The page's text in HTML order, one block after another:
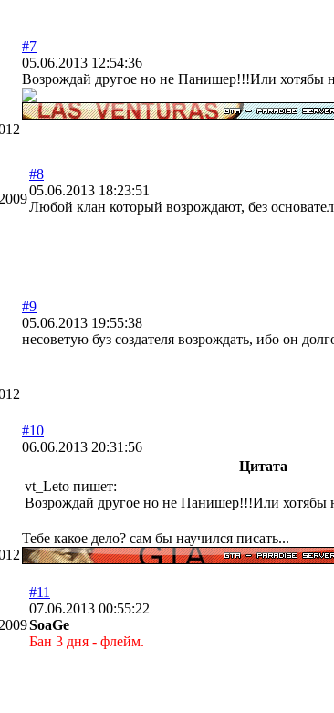
#7
05.06.2013 12:54:36
Возрождай другое но не Панишер!!!Или хотябы
#8
05.06.2013 18:23:51
Любой клан который возрождают, без
#9
05.06.2013 19:55:38
несоветую буз создателя возрождать, ибо он
#10
06.06.2013 20:31:56
Цитата
vt_Leto пишет:
Возрождай другое но не Панишер!!!Или хотябы
Тебе какое дело? сам бы научился писать...
#11
07.06.2013 00:55:22
SoaGe
Бан 3 дня - флейм.